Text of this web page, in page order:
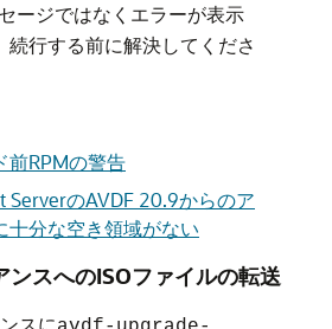
ージではなくエラーが表示
続行する前に解決してくださ
前RPMの警告
ServerのAVDF 20.9からのア
十分な空き領域がない
ンスへのISOファイルの転送
スに